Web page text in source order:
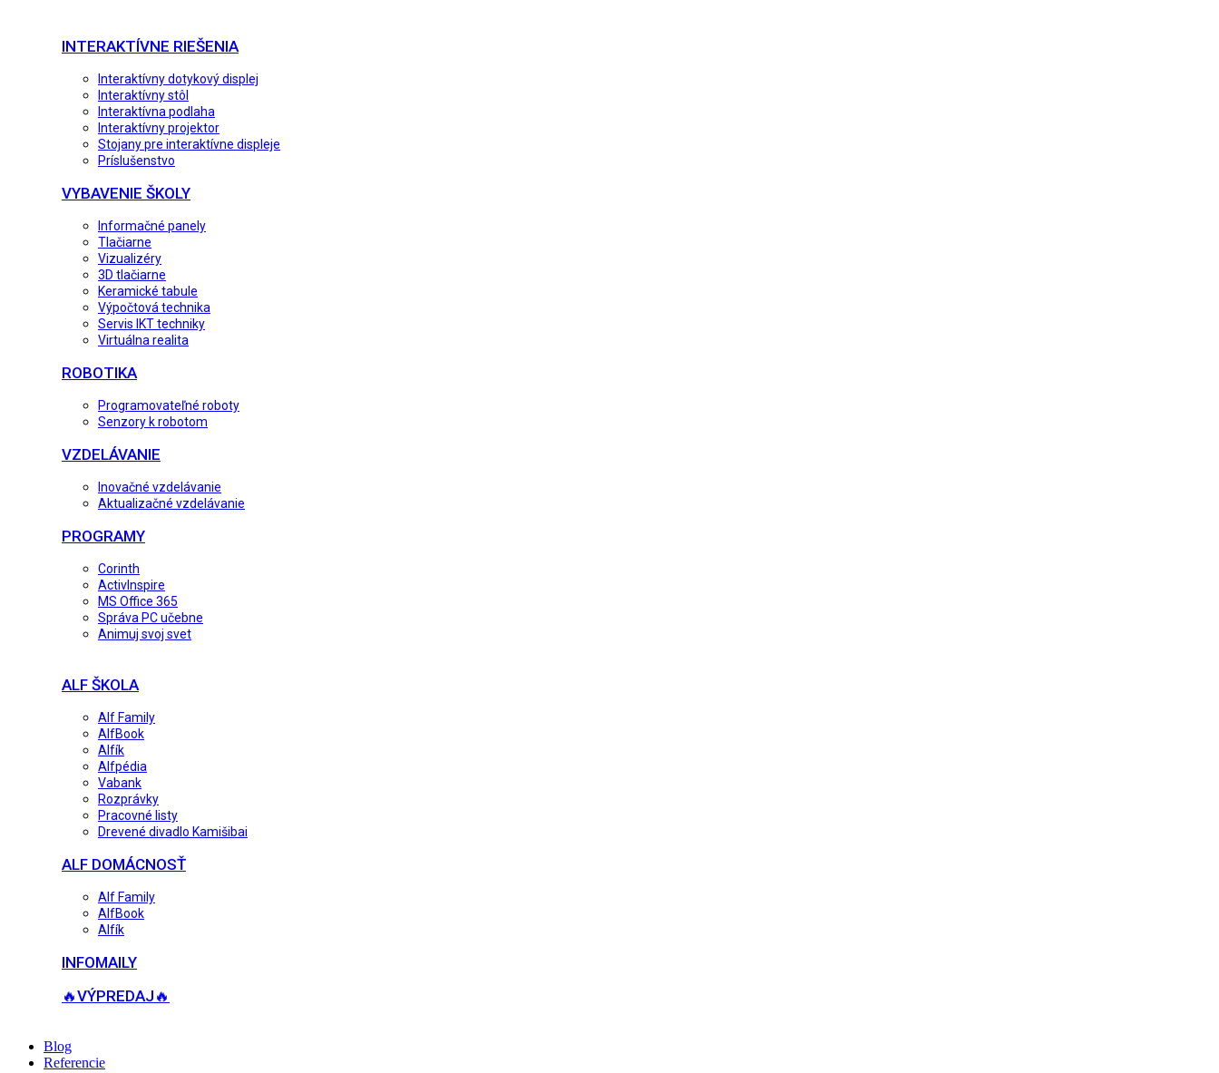
INTERAKTÍVNE RIEŠENIA
Interaktívny dotykový displej
Interaktívny stôl
Interaktívna podlaha
Interaktívny projektor
Stojany pre interaktívne displeje
Príslušenstvo
VYBAVENIE ŠKOLY
Informačné panely
Tlačiarne
Vizualizéry
3D tlačiarne
Keramické tabule
Výpočtová technika
Servis IKT techniky
Virtuálna realita
ROBOTIKA
Programovateľné roboty
Senzory k robotom
VZDELÁVANIE
Inovačné vzdelávanie
Aktualizačné vzdelávanie
PROGRAMY
Corinth
ActivInspire
MS Office 365
Správa PC učebne
Animuj svoj svet
ALF ŠKOLA
Alf Family
AlfBook
Alfík
Alfpédia
Vabank
Rozprávky
Pracovné listy
Drevené divadlo Kamišibai
ALF DOMÁCNOSŤ
Alf Family
AlfBook
Alfík
INFOMAILY
🔥VÝPREDAJ🔥
Blog
Referencie